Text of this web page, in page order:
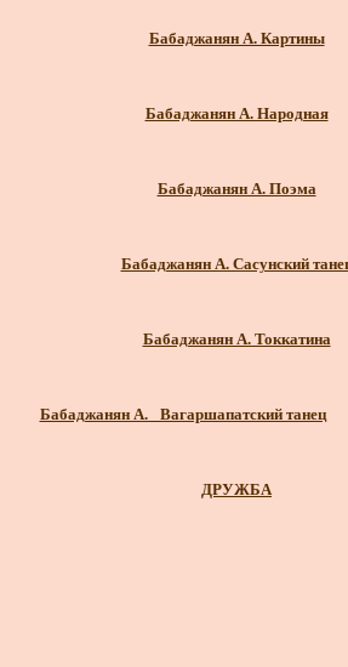
Бабаджанян А. Картины
Бабаджанян А. Народная
Бабаджанян А. Поэма
Бабаджанян А. Сасунский
Бабаджанян А. Токкатина
Бабаджанян А. _Вагаршапатский танец
ДРУЖБА